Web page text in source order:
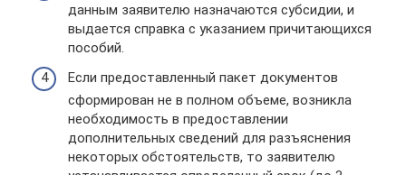
данным заявителю назначаются субсидии, и
выдается справка с указанием причитающихся
пособий.
Если предоставленный пакет документов
сформирован не в полном объеме, возникла
необходимость в предоставлении
дополнительных сведений для разъяснения
некоторых обстоятельств, то заявителю